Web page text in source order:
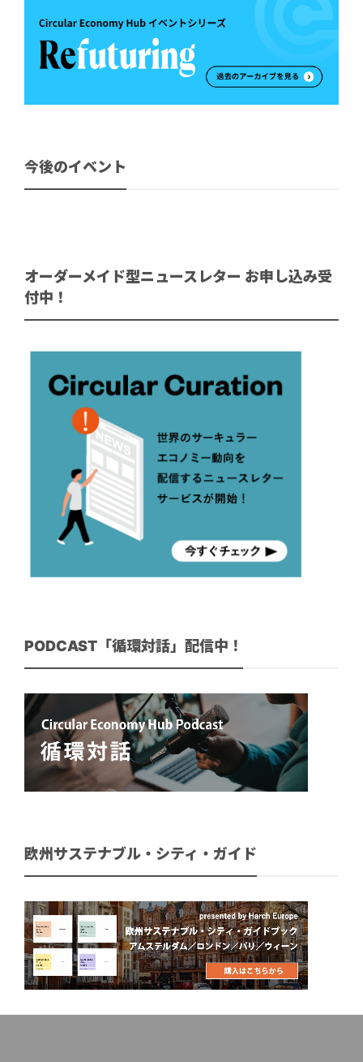
今後のイベント
オーダーメイド型ニュースレター お申し込み受
付中！
PODCAST「循環対話」配信中！
欧州サステナブル・シティ・ガイド